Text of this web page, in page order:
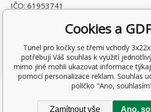
IČO: 61953741
Všechna práva
Cookies a
Tunel pro kočky se třemi vchody
potřebují Váš souhlas k využití
mimo jiné mohli ukazovat informace
pomocí personalizace reklam. Souhlas
políčko "Ano,
Zamítnout vše Ano,